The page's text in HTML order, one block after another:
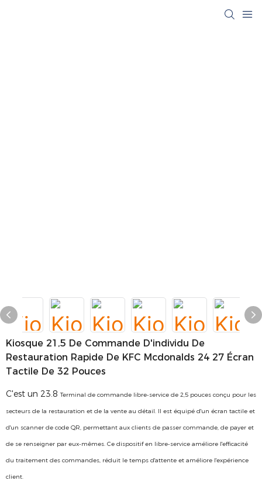
Kiosque 21,5 De Commande D'individu De
Restauration Rapide De KFC Mcdonalds 24 27 Écran
Tactile De 32 Pouces
C'est un 23.8Terminal de commande libre-service de 2,5 pouces conçu pour les
secteurs de la restauration et de la vente au détail. Il est équipé d'un écran tactile et
d'un scanner de code QR, permettant aux clients de passer commande, de payer et
de se renseigner par eux-mêmes. Ce dispositif en libre-service améliore l'efficacité
du traitement des commandes, réduit le temps d'attente et améliore l'expérience
client.